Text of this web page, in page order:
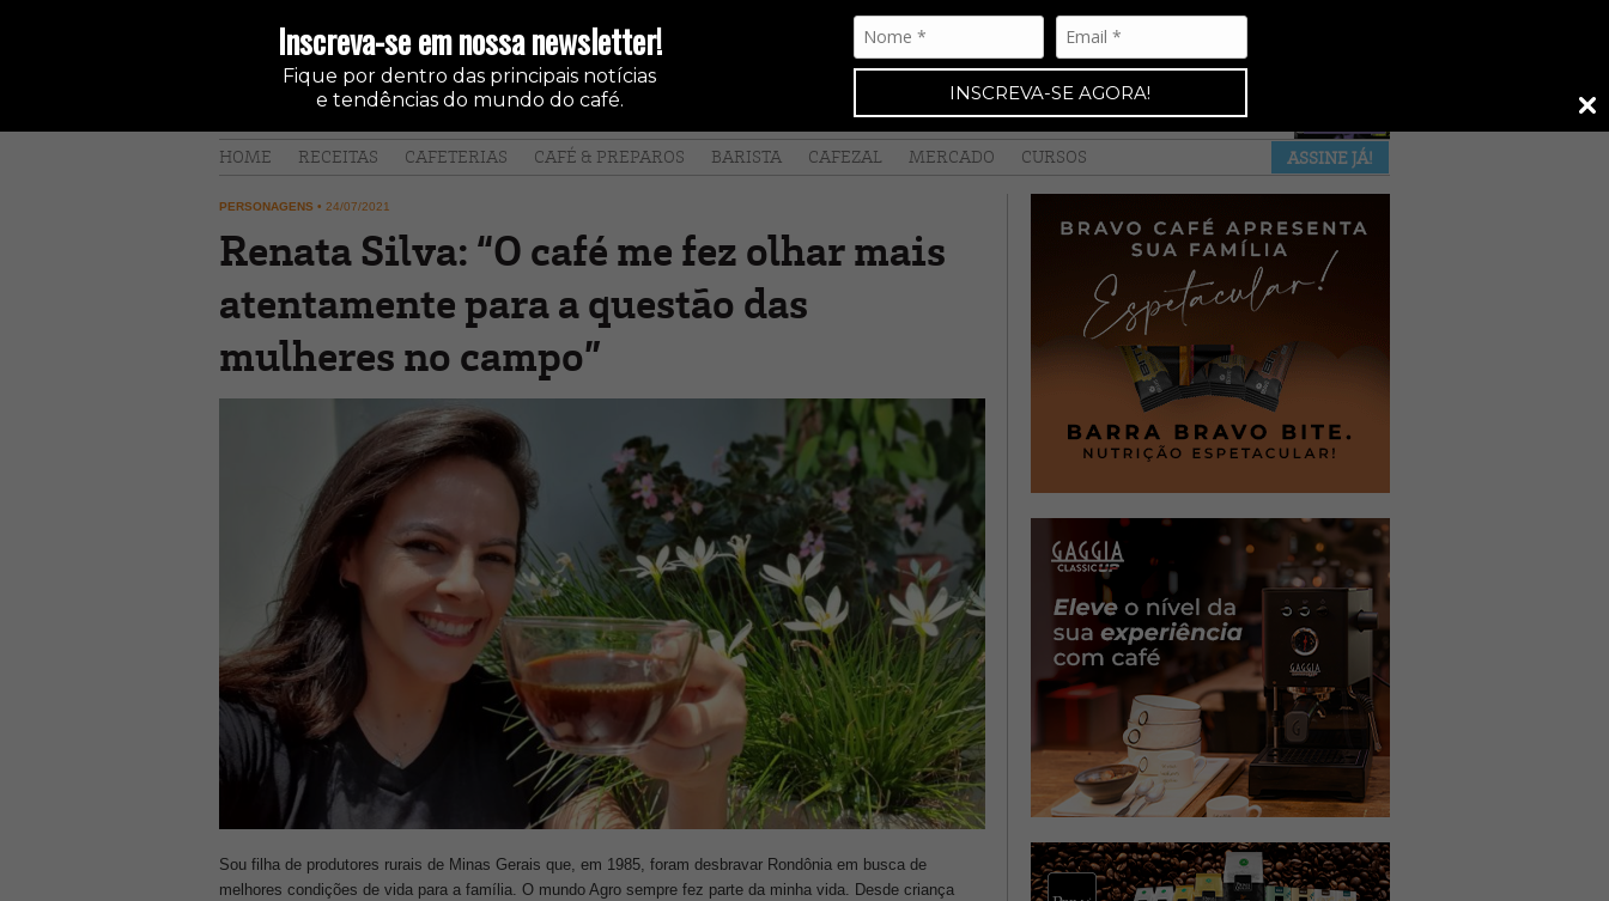
Inscreva-se em nossa newsletter!
Fique por dentro das principais notícias
e tendências do mundo do café.
INSCREVA-SE AGORA!
•NAS BANCAS
HOME RECEITAS CAFETERIAS CAFÉ & PREPAROS BARISTA CAFEZAL MERCADO ASSINE JÁ!
CURSOS
PERSONAGENS • 24/07/2021
Renata Silva: “O café me fez olhar mais
atentamente para a questão das
mulheres no campo”
Sou filha de produtores rurais de Minas Gerais que, em 1985, foram desbravar Rondônia em busca de
melhores condições de vida para a família. O mundo Agro sempre fez parte da minha vida. Desde criança